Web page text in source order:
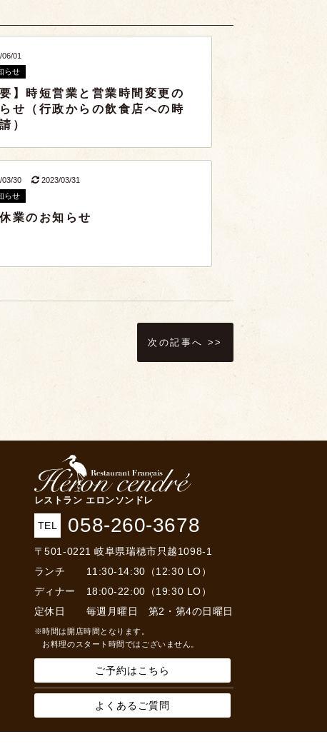
01
らせ
要】時短営業と営業時間変更の
せ（行政からの飲食店への時
）
03/30
2023/03/31
らせ
業のお知らせ
次の記事へ >>
レストラン エロンソンドレ
TEL 058-260-3678
〒501-0221 岐阜県瑞穂市只越1098-1
ランチ 11:30-14:30（12:30 LO）
ディナー 18:00-22:00（19:30 LO）
定休日 毎週月曜日 第2・第4の日曜日
※時間は開店時間となります。
お料理のスタート時間ではございません。
ご予約はこちら
よくあるご質問